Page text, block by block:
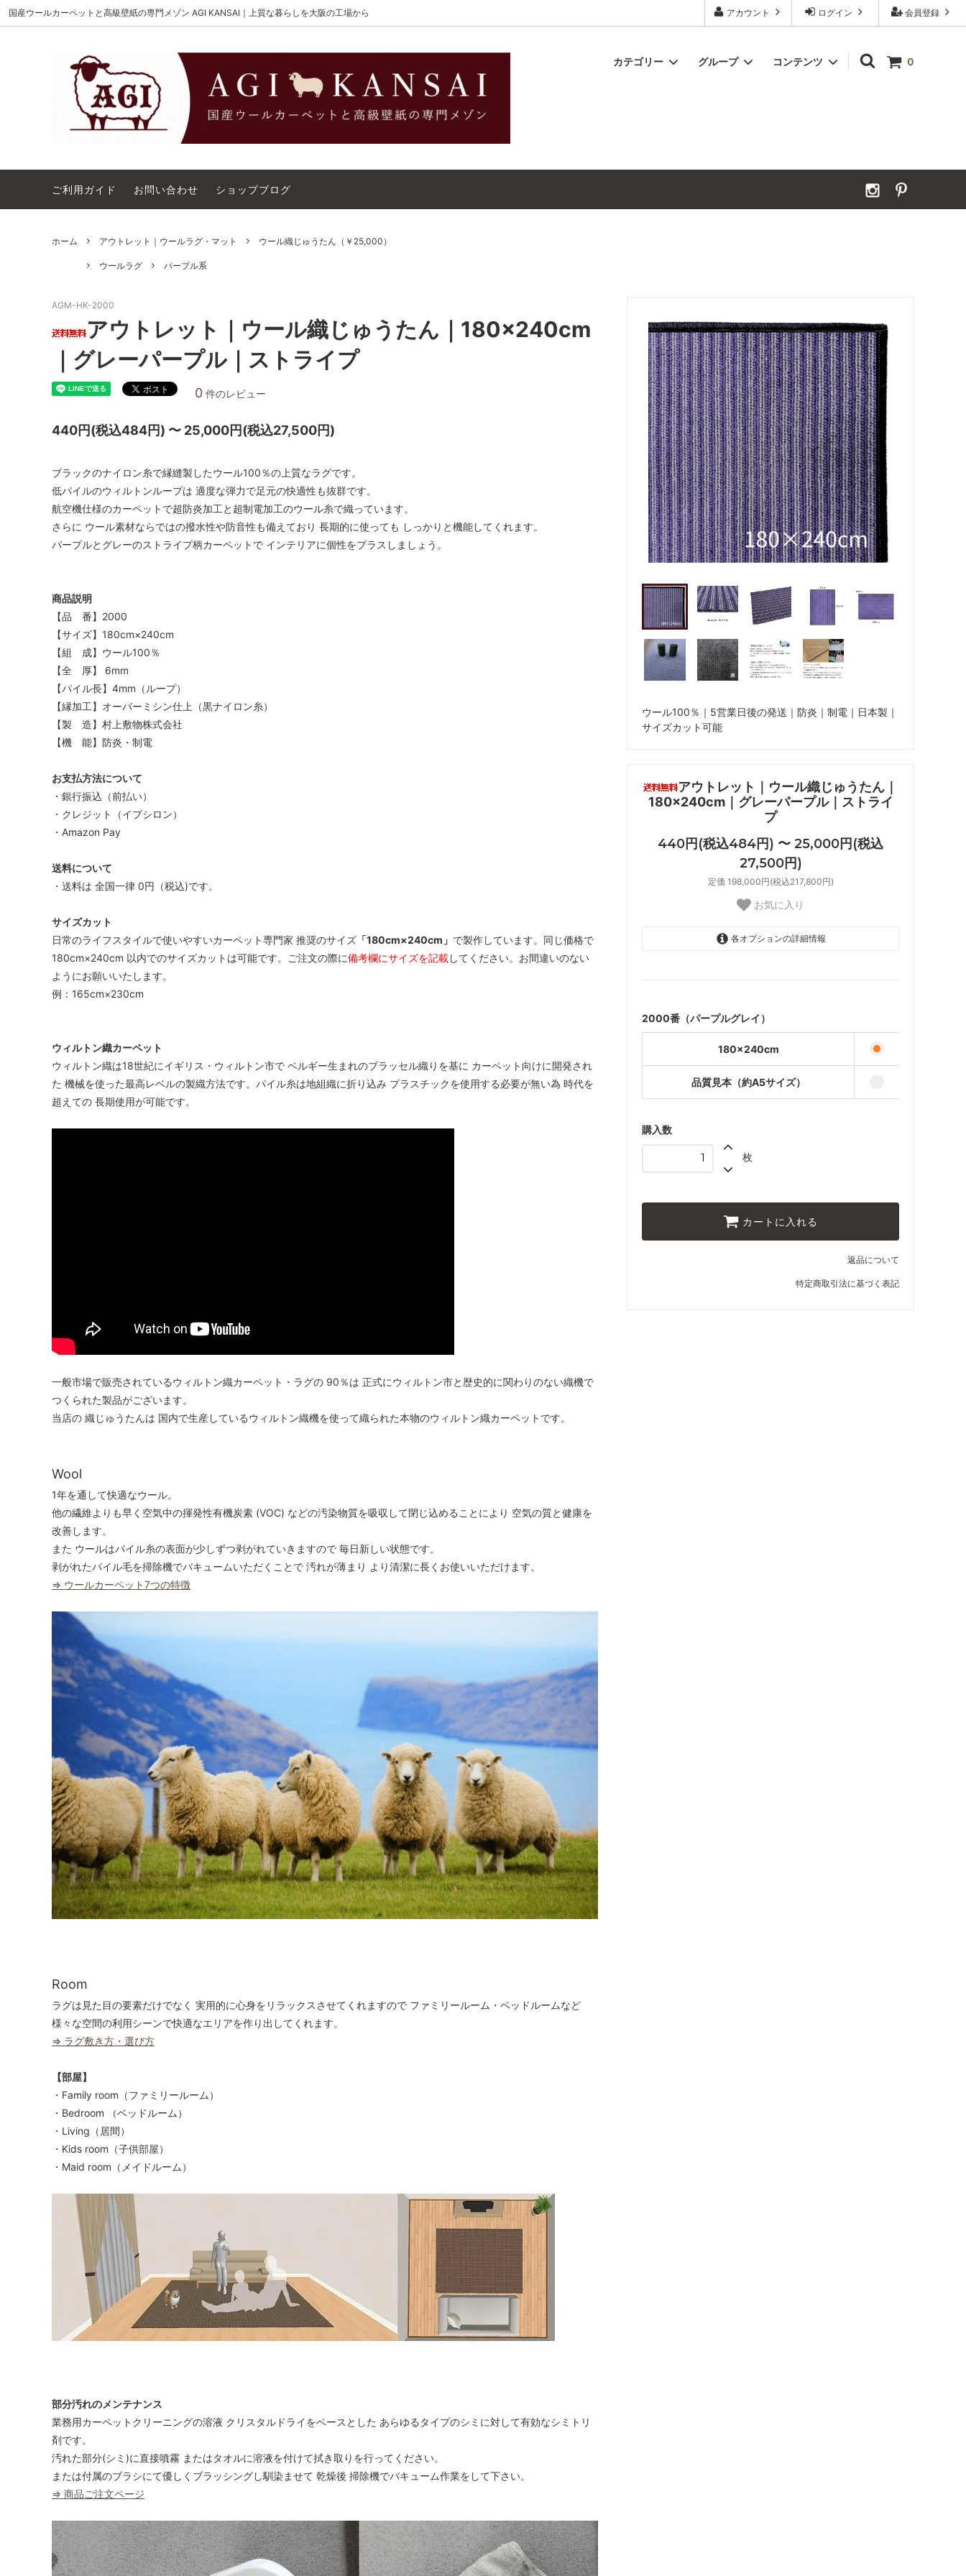
会員登録
ログイン
アカウント
国産ウールカーペットと高級壁紙の専門メゾン AGI KANSAI｜上質な暮らしを大阪の工場から
0
カテゴリー
MAISON AKIGAMI The Wilton
ウィルトンオーダー｜別注ウールカーペ
コットンテープ｜10cm幅 カーペットクリーナー｜シミトリ剤
グループ
施工用ウールカーペット ウールラグ
コンテンツ
AGI KANSAI について カーペットガイド
ご利用ガイド お問い合わせ ショップブログ
ホーム アウトレット｜ウールラグ・マット ウール織じゅうたん（￥25,000）
ウールラグ パープル系
ウール100％｜5営業日後の発送｜防炎｜制電｜日本製｜
サイズカット可能
アウトレット｜ウール織じゅうたん｜
180×240cm｜グレーパープル｜ストライ
プ
440円(税込484円) 〜 25,000円(税込
27,500円)
定価 198,000円(税込217,800円)
お気に入り
各オプションの詳細情報
2000番（パープルグレイ）
180×240cm
品質見本（約A5サイズ）
購入数
枚
カートに入れる
返品について
特定商取引法に基づく表記
AGM-HK-2000
アウトレット｜ウール織じゅうたん｜180×240cm
｜グレーパープル｜ストライプ
0 件のレビュー
440円(税込484円) 〜 25,000円(税込27,500円)
ブラックのナイロン糸で縁縫製したウール100％の上質なラグです。
低パイルのウィルトンループは 適度な弾力で足元の快適性も抜群です。
航空機仕様のカーペットで超防炎加工と超制電加工のウール糸で織っています。
さらに ウール素材ならではの撥水性や防音性も備えており 長期的に使っても しっかりと機能してくれます。
パープルとグレーのストライプ柄カーペットで インテリアに個性をプラスしましょう。
商品説明
【品 番】2000
【サイズ】180cm×240cm
【組 成】ウール100％
【全 厚】 6mm
【パイル長】4mm（ループ）
【縁加工】オーバーミシン仕上（黒ナイロン糸）
【製 造】村上敷物株式会社
【機 能】防炎・制電
お支払方法について
・銀行振込（前払い）
・クレジット（イプシロン）
・Amazon Pay
送料について
・送料は 全国一律 0円（税込)です。
サイズカット
日常のライフスタイルで使いやすいカーペット専門家 推奨のサイズ 「180cm×240cm」 で製作しています。同じ価格で
180cm×240cm 以内でのサイズカットは可能です。ご注文の際に備考欄にサイズを記載してください。お間違いのない
ようにお願いいたします。
例：165cm×230cm
ウィルトン織カーペット
ウィルトン織は18世紀にイギリス・ウィルトン市で ベルギー生まれのブラッセル織りを基に カーペット向けに開発され
た 機械を使った最高レベルの製織方法です。パイル糸は地組織に折り込み プラスチックを使用する必要が無い為 時代を
超えての 長期使用が可能です。
一般市場で販売されているウィルトン織カーペット・ラグの 90％は 正式にウィルトン市と歴史的に関わりのない織機で
つくられた製品がございます。
当店の 織じゅうたんは 国内で生産しているウィルトン織機を使って織られた本物のウィルトン織カーペットです。
Wool
1年を通して快適なウール。
他の繊維よりも早く空気中の揮発性有機炭素 (VOC) などの汚染物質を吸収して閉じ込めることにより 空気の質と健康を
改善します。
また ウールはパイル糸の表面が少しずつ剥がれていきますので 毎日新しい状態です。
剥がれたパイル毛を掃除機でバキュームいただくことで 汚れが薄まり より清潔に長くお使いいただけます。
⇒ ウールカーペット7つの特徴
Room
ラグは見た目の要素だけでなく 実用的に心身をリラックスさせてくれますので ファミリールーム・ベッドルームなど
様々な空間の利用シーンで快適なエリアを作り出してくれます。
⇒ ラグ敷き方・選び方
【部屋】
・Family room（ファミリールーム）
・Bedroom （ベッドルーム）
・Living（居間）
・Kids room（子供部屋）
・Maid room（メイドルーム）
部分汚れのメンテナンス
業務用カーペットクリーニングの溶液 クリスタルドライをベースとした あらゆるタイプのシミに対して有効なシミトリ
剤です。
汚れた部分(シミ)に直接噴霧 またはタオルに溶液を付けて拭き取りを行ってください。
または付属のブラシにて優しくブラッシングし馴染ませて 乾燥後 掃除機でバキューム作業をして下さい。
⇒ 商品ご注文ページ